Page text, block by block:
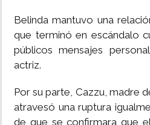
Belinda mantuvo una
que terminó en escándalo
públicos mensajes
actriz.
Por su parte, Cazzu, madre
atravesó una ruptura
de que se confirmara que